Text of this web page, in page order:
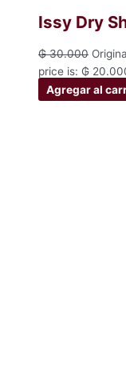
Issy Dry
₲30.000
price is: ₲
Agregar al